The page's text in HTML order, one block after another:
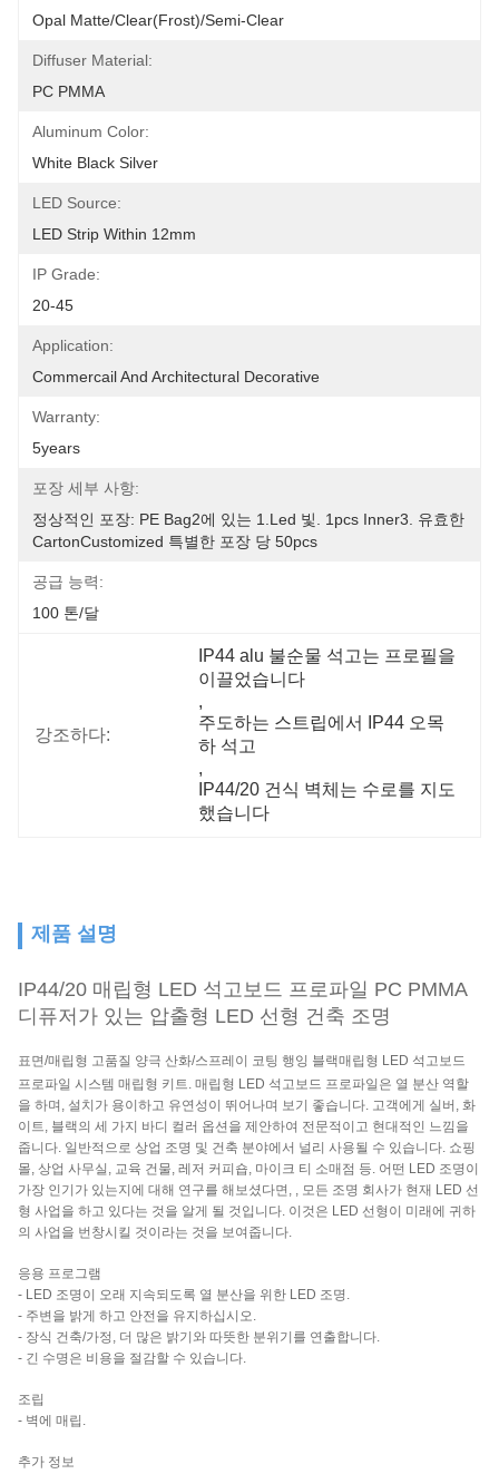
Opal Matte/Clear(Frost)/Semi-Clear
Diffuser Material:
PC PMMA
Aluminum Color:
White Black Silver
LED Source:
LED Strip Within 12mm
IP Grade:
20-45
Application:
Commercail And Architectural Decorative
Warranty:
5years
포장 세부 사항:
정상적인 포장: PE Bag2에 있는 1.led 빛. 1pcs Inner3. 유효한
CartonCustomized 특별한 포장 당 50pcs
공급 능력:
100 톤/달
강조하다:
IP44 alu 불순물 석고는 프로필을
이끌었습니다
,
주도하는 스트립에서 IP44 오목
하 석고
,
IP44/20 건식 벽체는 수로를 지도
했습니다
제품 설명
IP44/20 매립형 LED 석고보드 프로파일 PC PMMA
디퓨저가 있는 압출형 LED 선형 건축 조명
표면/매립형 고품질 양극 산화/스프레이 코팅 행잉 블랙매립형 LED 석고보드
프로파일 시스템 매립형 키트. 매립형 LED 석고보드 프로파일 은 열 분산 역할
을 하며, 설치가 용이하고 유연성이 뛰어나며 보기 좋습니다. 고객에게 실버, 화
이트, 블랙의 세 가지 바디 컬러 옵션을 제안하여 전문적이고 현대적인 느낌을
줍니다. 일반적으로 상업 조명 및 건축 분야에서 널리 사용될 수 있습니다. 쇼핑
몰, 상업 사무실, 교육 건물, 레저 커피숍, 마이크 티 소매점 등. 어떤 LED 조명이
가장 인기가 있는지에 대해 연구를 해보셨다면, , 모든 조명 회사가 현재 LED 선
형 사업을 하고 있다는 것을 알게 될 것입니다. 이것은 LED 선형이 미래에 귀하
의 사업을 번창시킬 것이라는 것을 보여줍니다.
응용 프로그램
- LED 조명이 오래 지속되도록 열 분산을 위한 LED 조명.
- 주변을 밝게 하고 안전을 유지하십시오.
- 장식 건축/가정, 더 많은 밝기와 따뜻한 분위기를 연출합니다.
- 긴 수명은 비용을 절감할 수 있습니다.
조립
- 벽에 매립.
추가 정보